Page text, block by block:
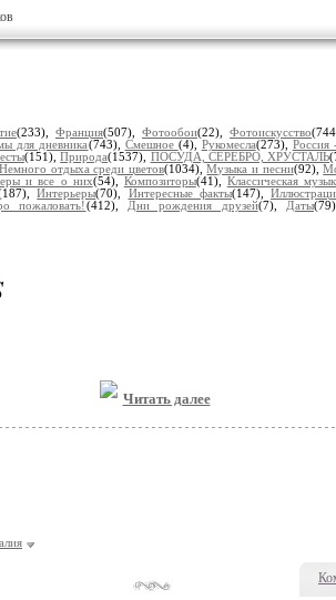
(233), Франция(507), Фотообои(22), Фотоискусство
для дневника(743), Смешное (4), Рукомесла(273), Россия
(151),Природа(1537), ПОСУДА, СЕРЕБРО, ХРУСТАЛЬ
Немного отдыха среди цветов(1034),Музыка и песни(92),
и все о них(54), Композиторы(41), Классическая
Интерьеры(70), Интересные факты(147),
пожаловать!(412), Дни рождения друзей(7), Даты
Читать далее